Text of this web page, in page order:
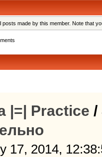
posts made by this member. Note that
|=| Practice /
17, 2014,